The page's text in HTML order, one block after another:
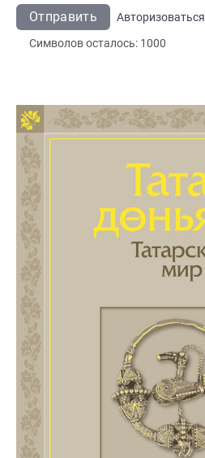
Отправить
Авторизоваться
Символов осталось: 1000